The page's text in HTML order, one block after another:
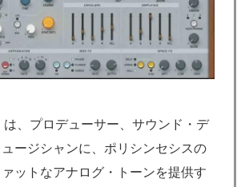
は、プロデューサー、サウンド・デ
ージシャンに、ポリシンセシスの
ットなアナログ・トーンを提供す